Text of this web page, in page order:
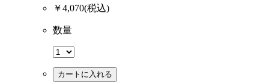
￥4,070(税込)
数量
カートに入れる